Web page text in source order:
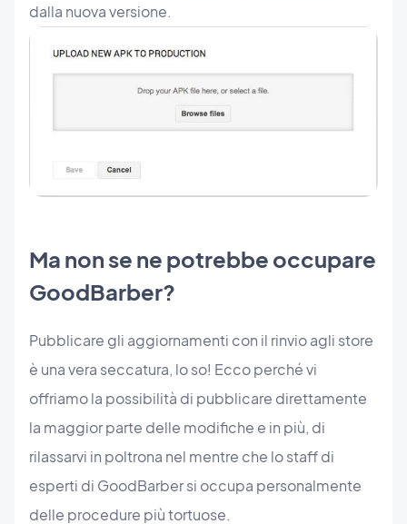
dalla nuova versione.
Ma non se ne potrebbe occupare
GoodBarber?
Pubblicare gli aggiornamenti con il rinvio agli store
è una vera seccatura, lo so! Ecco perché vi
offriamo la possibilità di pubblicare direttamente
la maggior parte delle modifiche e in più, di
rilassarvi in poltrona nel mentre che lo staff di
esperti di GoodBarber si occupa personalmente
delle procedure più tortuose.